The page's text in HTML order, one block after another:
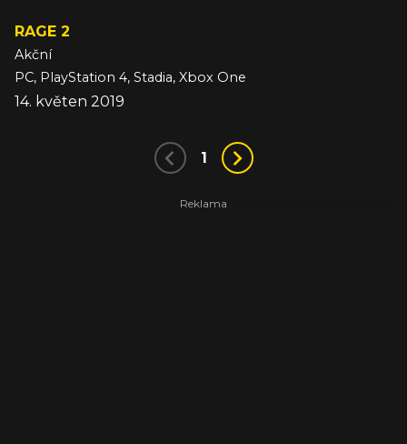
RAGE 2
Akční
PC, PlayStation 4, Stadia, Xbox One
14. květen 2019
1